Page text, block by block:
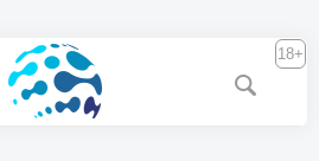
18+